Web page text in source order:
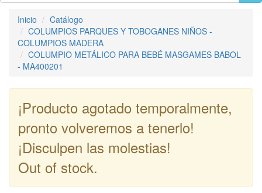
Inicio
Catálogo
COLUMPIOS PARQUES Y TOBOGANES NIÑOS -
COLUMPIOS MADERA
COLUMPIO METÁLICO PARA BEBÉ MASGAMES BABOL
- MA400201
¡Producto agotado temporalmente,
pronto volveremos a tenerlo!
¡Disculpen las molestias!
Out of stock.